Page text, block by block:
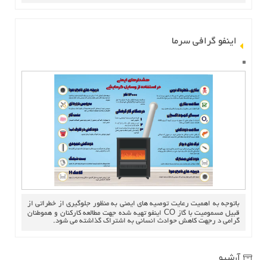
اینفو گرافی سرما
باتوجه به اهمیت رعایت توصیه های ایمنی به منظور جلوگیری از خطراتی از
قبیل مسمومیت با گاز CO اینفو تهیه شده جهت مطالعه کارکنان و هموطنان
گرامی د رجهت کاهش حوادث انسانی به اشتراک گذاشته می شود.